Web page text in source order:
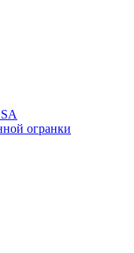
огранки